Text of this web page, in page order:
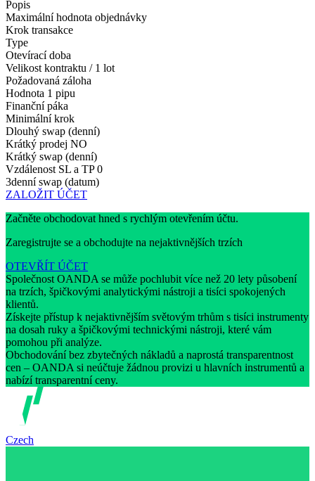
Popis
Maximální hodnota objednávky
Krok transakce
Type
Otevírací doba
Velikost kontraktu / 1 lot
Požadovaná záloha
Hodnota 1 pipu
Finanční páka
Minimální krok
Dlouhý swap (denní)
Krátký prodej NO
Krátký swap (denní)
Vzdálenost SL a TP 0
3denní swap (datum)
ZALOŽIT ÚČET
Začněte obchodovat hned s rychlým otevřením účtu.
Zaregistrujte se a obchodujte na nejaktivnějších trzích
OTEVŘÍT ÚČET
Společnost OANDA se může pochlubit více než 20 lety působení
na trzích, špičkovými analytickými nástroji a tisíci spokojených
klientů.
Získejte přístup k nejaktivnějším světovým trhům s tisíci instrumenty
na dosah ruky a špičkovými technickými nástroji, které vám
pomohou při analýze.
Obchodování bez zbytečných nákladů a naprostá transparentnost
cen – OANDA si neúčtuje žádnou provizi u hlavních instrumentů a
nabízí transparentní ceny.
Czech